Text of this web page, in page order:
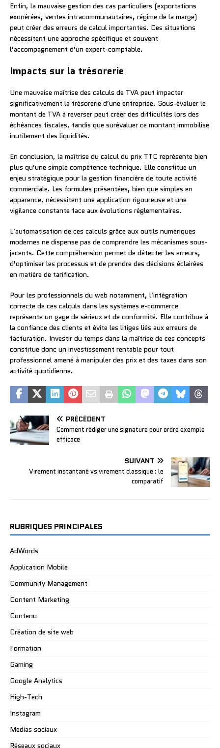
Enfin, la mauvaise gestion des cas particuliers (exportations
exonérées, ventes intracommunautaires, régime de la marge)
peut créer des erreurs de calcul importantes. Ces situations
nécessitent une approche spécifique et souvent
l’accompagnement d’un expert-comptable.
Impacts sur la trésorerie
Une mauvaise maîtrise des calculs de TVA peut impacter
significativement la trésorerie d’une entreprise. Sous-évaluer le
montant de TVA à reverser peut créer des difficultés lors des
échéances fiscales, tandis que surévaluer ce montant immobilise
inutilement des liquidités.
En conclusion, la maîtrise du calcul du prix TTC représente bien
plus qu’une simple compétence technique. Elle constitue un
enjeu stratégique pour la gestion financière de toute activité
commerciale. Les formules présentées, bien que simples en
apparence, nécessitent une application rigoureuse et une
vigilance constante face aux évolutions réglementaires.
L’automatisation de ces calculs grâce aux outils numériques
modernes ne dispense pas de comprendre les mécanismes sous-
jacents. Cette compréhension permet de détecter les erreurs,
d’optimiser les processus et de prendre des décisions éclairées
en matière de tarification.
Pour les professionnels du web notamment, l’intégration
correcte de ces calculs dans les systèmes e-commerce
représente un gage de sérieux et de conformité. Elle contribue à
la confiance des clients et évite les litiges liés aux erreurs de
facturation. Investir du temps dans la maîtrise de ces concepts
constitue donc un investissement rentable pour tout
professionnel amené à manipuler des prix et des taxes dans son
activité quotidienne.
PRÉCÉDENT
Comment rédiger une signature pour ordre exemple
efficace
SUIVANT
Virement instantané vs virement classique : le
comparatif
RUBRIQUES PRINCIPALES
AdWords
Application Mobile
Community Management
Content Marketing
Contenu
Création de site web
Formation
Gaming
Google Analytics
High-Tech
Instagram
Medias sociaux
Réseaux sociaux